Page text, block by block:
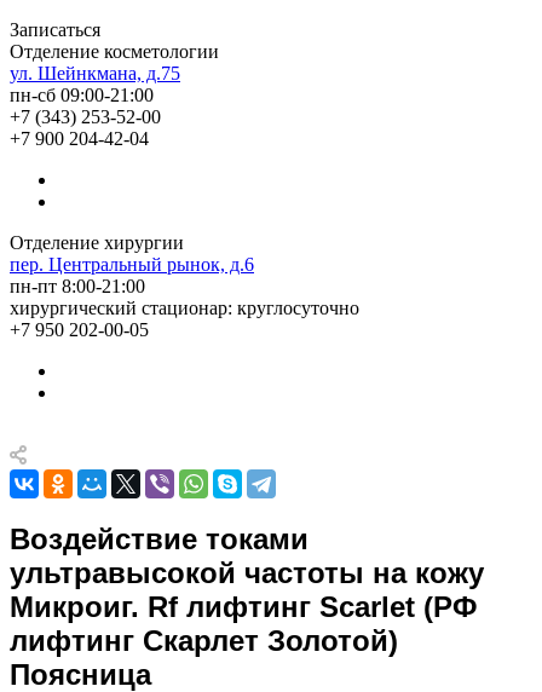
Записаться
Отделение косметологии
ул. Шейнкмана, д.75
пн-сб 09:00-21:00
+7 (343) 253-52-00
+7 900 204-42-04
Отделение хирургии
пер. Центральный рынок, д.6
пн-пт 8:00-21:00
хирургический стационар: круглосуточно
+7 950 202-00-05
Воздействие токами
ультравысокой частоты на кожу
Микроиг. Rf лифтинг Scarlet (РФ
лифтинг Скарлет Золотой)
Поясница